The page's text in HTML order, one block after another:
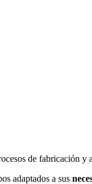
de fabricación y
adaptados a sus